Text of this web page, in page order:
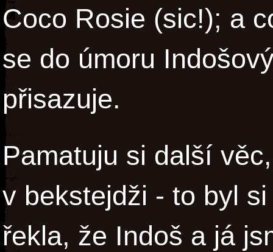
Coco Rosie (sic!); a
se do úmoru
přisazuje.
Pamatuju si další
v bekstejdži - to byl
řekla, že Indoš a já